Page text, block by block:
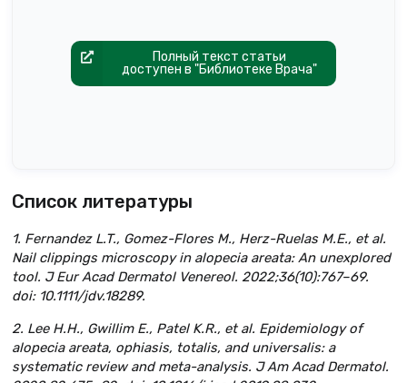
Полный текст статьи
доступен в "Библиотеке Врача"
Список литературы
1. Fernandez L.T., Gomez-Flores M., Herz-Ruelas M.E., et al.
Nail clippings microscopy in alopecia areata: An unexplored
tool. J Eur Acad Dermatol Venereol. 2022;36(10):767–69.
doi: 10.1111/jdv.18289.
2. Lee H.H., Gwillim E., Patel K.R., et al. Epidemiology of
alopecia areata, ophiasis, totalis, and universalis: a
systematic review and meta-analysis. J Am Acad Dermatol.